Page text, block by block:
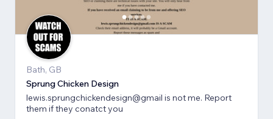
Bath, GB
Sprung Chicken Design
lewis.sprungchickendesign@gmail is not me. Report
them if they conatct you